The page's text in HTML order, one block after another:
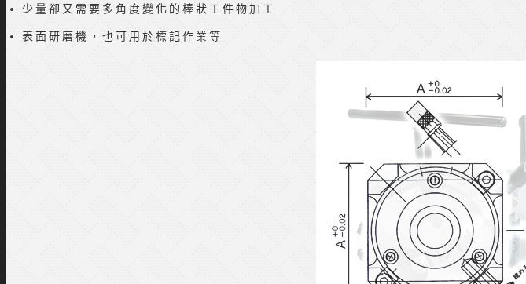
少量卻又需要多角度變化的棒狀工件物加工
表面研磨機，也可用於標記作業等